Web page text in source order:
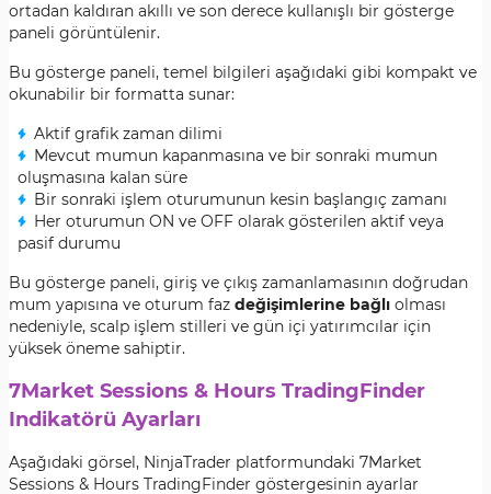
ortadan kaldıran akıllı ve son derece kullanışlı bir gösterge
paneli görüntülenir.
Bu gösterge paneli, temel bilgileri aşağıdaki gibi kompakt ve
okunabilir bir formatta sunar:
Aktif grafik zaman dilimi
Mevcut mumun kapanmasına ve bir sonraki mumun
oluşmasına kalan süre
Bir sonraki işlem oturumunun kesin başlangıç zamanı
Her oturumun ON ve OFF olarak gösterilen aktif veya
pasif durumu
Bu gösterge paneli, giriş ve çıkış zamanlamasının doğrudan
mum yapısına ve oturum faz değişimlerine bağlı olması
nedeniyle, scalp işlem stilleri ve gün içi yatırımcılar için
yüksek öneme sahiptir.
7Market Sessions & Hours TradingFinder
Indikatörü Ayarları
Aşağıdaki görsel, NinjaTrader platformundaki 7Market
Sessions & Hours TradingFinder göstergesinin ayarlar